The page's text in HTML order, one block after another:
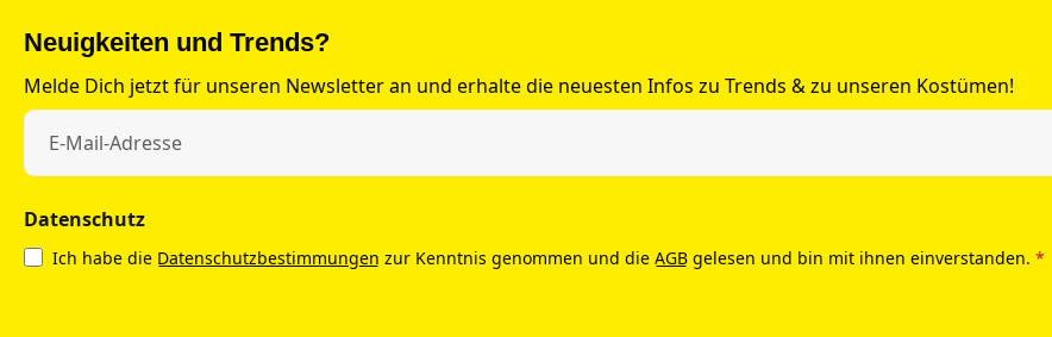
Neuigkeiten und Trends?
Melde Dich jetzt für unseren Newsletter an und erhalte die neuesten Infos zu Trends & zu unseren Kostümen!
Datenschutz
Ich habe die Datenschutzbestimmungen zur Kenntnis genommen und die AGB gelesen und bin mit ihnen einverstanden. *